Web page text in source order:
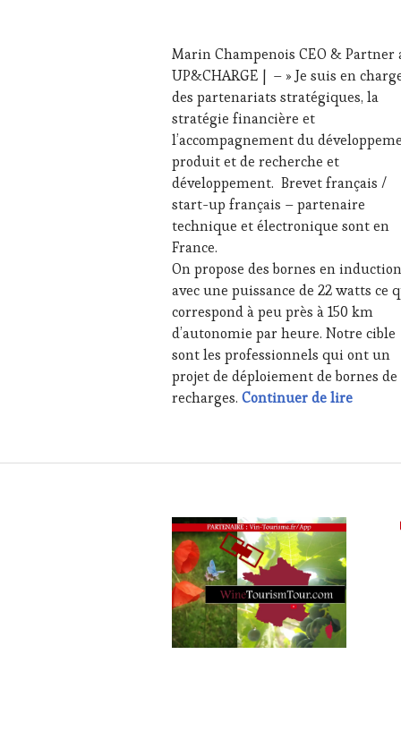
VICTOIRE,
SALONS
INTERNATIONAUX ,
SPOT
BY,
TASTING
MOVIE
VAR,
VIGNOBLES,
WINE
TASTING
VOUCHER
WINE
TOURISM
FAME ,
WINE
TOURISM
TOUR ,
TOURISM
TOUR
INVITATIONS
&
DÉGUSTATIONS,
WINE
TASTING,
MÉDIAS,
PRESSE
ÉCRITE,
RADIO,
WEB,
OENOTOURISME
SALONS
INTERNATIONAUX,
TASTING
MOVIE ,
WINE
TASTING
VOUCHER
WINE
TOURISM
TOURISM
TOUR
MOVIE,
WINETASTINGVOUCHER.COM
2024
Marin Champenois CEO & Partner
UP&CHARGE | – » Je suis en
des partenariats stratégiques, la
stratégie financière et
l’accompagnement du
produit et de recherche et
développement. Brevet français /
start-up français – partenaire
technique et électronique sont en
France.
On propose des bornes en induction
avec une puissance de 22 watts ce
correspond à peu près à 150 km
d’autonomie par heure. Notre cible
sont les professionnels qui ont un
projet de déploiement de bornes de
recharges. Continuer de lire